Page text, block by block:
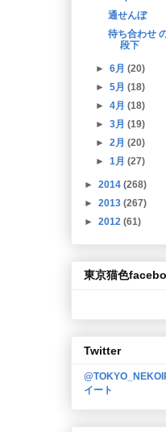
通せんぼ
待ち合わせ
段下
►6月(20)
►5月(18)
►4月(18)
►3月(19)
►2月(20)
►1月(27)
► 2014 (268)
► 2013 (267)
► 2012 (61)
東京猫色
Twitter
イート